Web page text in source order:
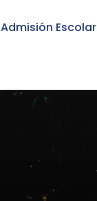
Admisión Escolar